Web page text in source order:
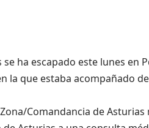
ha escapado este lunes en
que estaba acompañado
Comandancia de Asturias